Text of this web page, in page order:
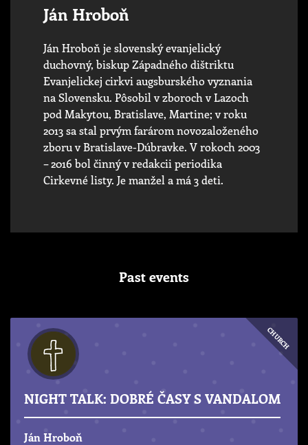
Ján Hroboň
Ján Hroboň je slovenský evanjelický
duchovný, biskup Západného dištriktu
Evanjelickej cirkvi augsburského vyznania
na Slovensku. Pôsobil v zboroch v Lazoch
pod Makytou, Bratislave, Martine; v roku
2013 sa stal prvým farárom novozaloženého
zboru v Bratislave-Dúbravke. V rokoch 2003
– 2016 bol činný v redakcii periodika
Cirkevné listy. Je manžel a má 3 deti.
Past events
CHURCH
NIGHT TALK: DOBRÉ ČASY S VANDALOM
Ján Hroboň